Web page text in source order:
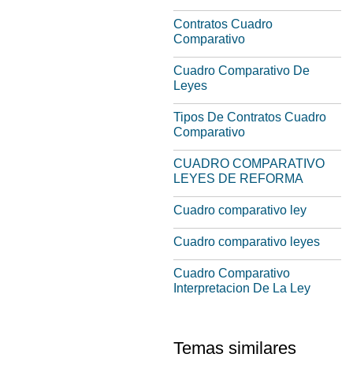
Contratos Cuadro
Comparativo
Cuadro Comparativo De
Leyes
Tipos De Contratos Cuadro
Comparativo
CUADRO COMPARATIVO
LEYES DE REFORMA
Cuadro comparativo ley
Cuadro comparativo leyes
Cuadro Comparativo
Interpretacion De La Ley
Temas similares